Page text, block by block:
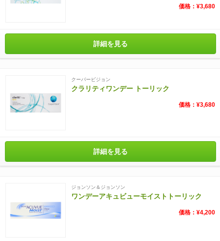
価格：¥3,680
詳細を見る
クーパービジョン
クラリティワンデー トーリック
価格：¥3,680
詳細を見る
ジョンソン＆ジョンソン
ワンデーアキュビューモイストトーリック
価格：¥4,200